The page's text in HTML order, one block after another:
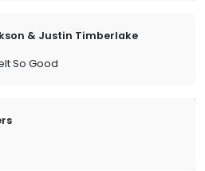
& Justin Timberlake
So Good